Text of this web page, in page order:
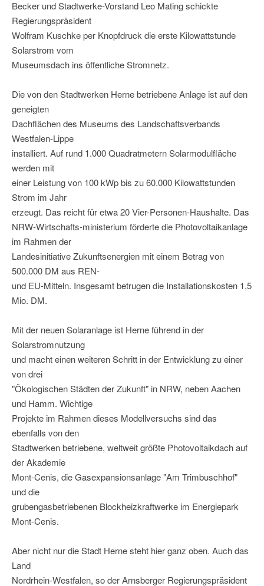
Becker und Stadtwerke-Vorstand Leo Mating schickte
Regierungspräsident
Wolfram Kuschke per Knopfdruck die erste Kilowattstunde
Solarstrom vom
Museumsdach ins öffentliche Stromnetz.
Die von den Stadtwerken Herne betriebene Anlage ist auf den
geneigten
Dachflächen des Museums des Landschaftsverbands
Westfalen-Lippe
installiert. Auf rund 1.000 Quadratmetern Solarmodulfläche
werden mit
einer Leistung von 100 kWp bis zu 60.000 Kilowattstunden
Strom im Jahr
erzeugt. Das reicht für etwa 20 Vier-Personen-Haushalte. Das
NRW-Wirtschafts-ministerium förderte die Photovoltaikanlage
im Rahmen der
Landesinitiative Zukunftsenergien mit einem Betrag von
500.000 DM aus REN-
und EU-Mitteln. Insgesamt betrugen die Installationskosten 1,5
Mio. DM.
Mit der neuen Solaranlage ist Herne führend in der
Solarstromnutzung
und macht einen weiteren Schritt in der Entwicklung zu einer
von drei
"Ökologischen Städten der Zukunft" in NRW, neben Aachen
und Hamm. Wichtige
Projekte im Rahmen dieses Modellversuchs sind das
ebenfalls von den
Stadtwerken betriebene, weltweit größte Photovoltaikdach auf
der Akademie
Mont-Cenis, die Gasexpansionsanlage "Am Trimbuschhof"
und die
grubengasbetriebenen Blockheizkraftwerke im Energiepark
Mont-Cenis.
Aber nicht nur die Stadt Herne steht hier ganz oben. Auch das
Land
Nordrhein-Westfalen, so der Arnsberger Regierungspräsident